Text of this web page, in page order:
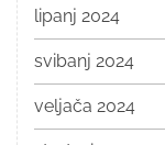
lipanj 2024
svibanj 2024
veljača 2024